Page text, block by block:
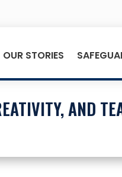
OUR STORIES
AND